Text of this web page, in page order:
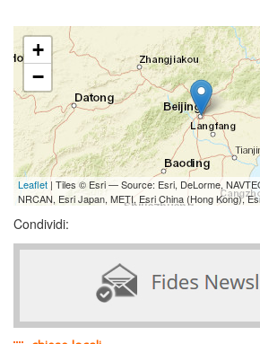
+
−
Leaflet| Tiles © Esri — Source: Esri, DeLorme,
NRCAN, Esri Japan, METI, Esri China (Hong Kong),
Condividi: